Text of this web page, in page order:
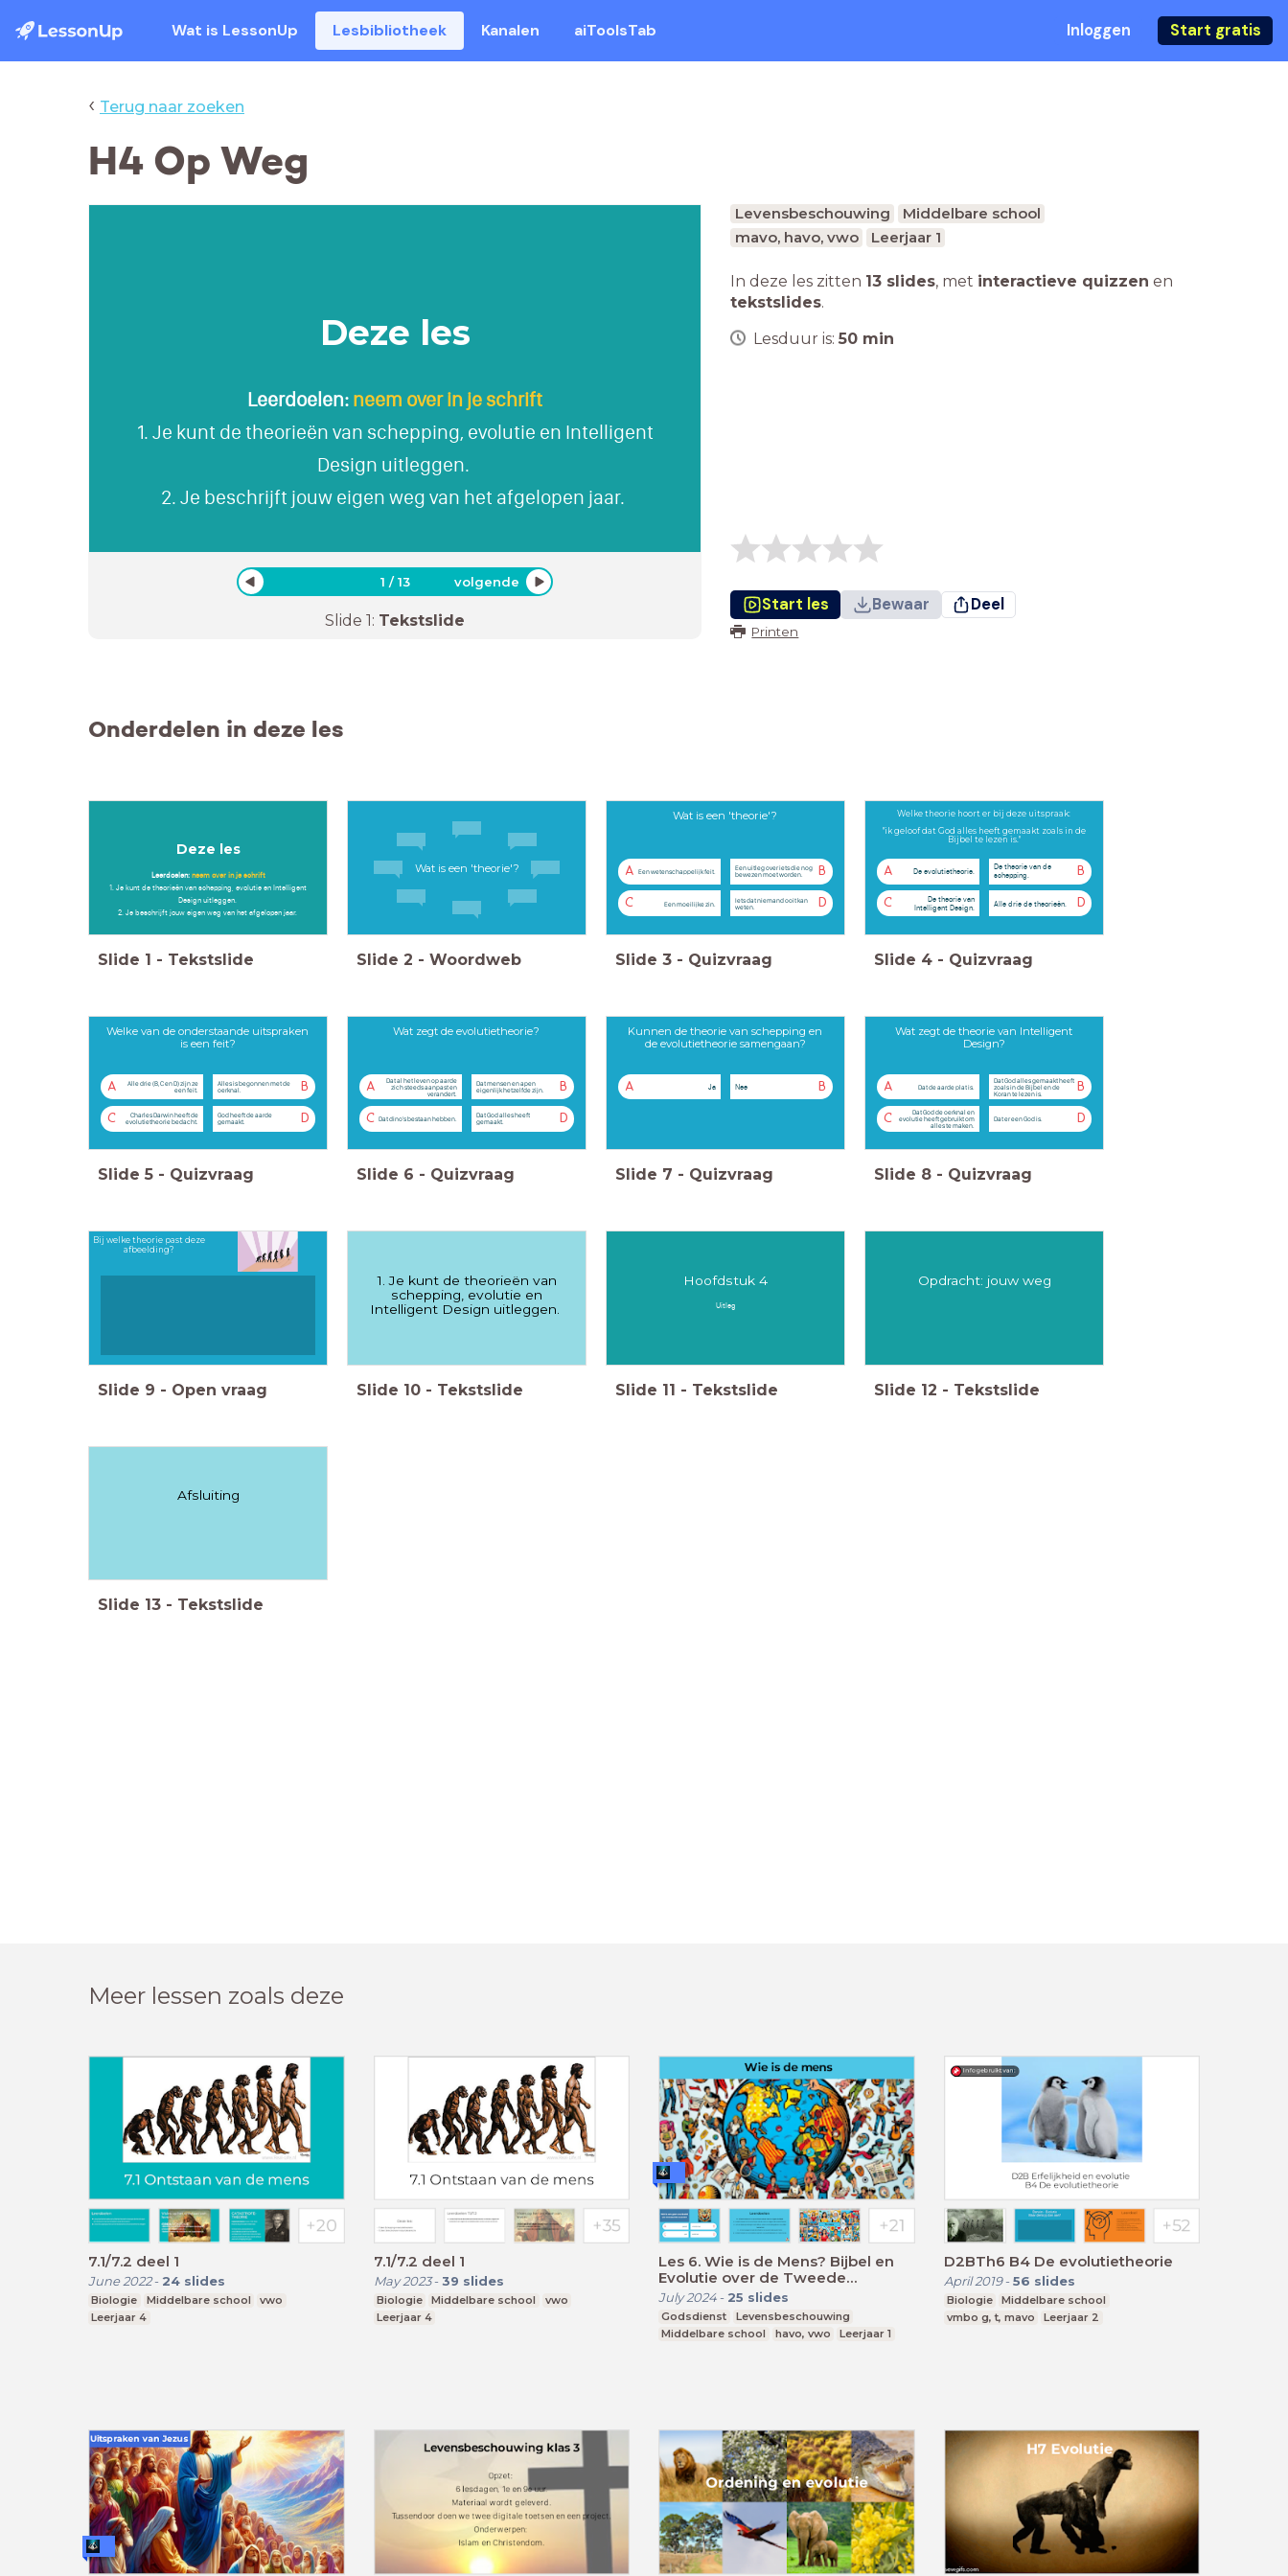
Wat is LessonUp Lesbibliotheek Kanalen aiToolsTab Inloggen Start gratis
‹ Terug naar zoeken
H4 Op Weg
Deze les
Leerdoelen:neem over in je schrift
1. Je kunt de theorieën van schepping, evolutie en Intelligent
Design uitleggen.
2. Je beschrijft jouw eigen weg van het afgelopen jaar.
1 /13 volgende
Slide 1: Tekstslide
Levensbeschouwing
Middelbare school
mavo, havo, vwo
Leerjaar 1
In deze les zitten 13 slides, met interactieve quizzen en
tekstslides.
Lesduur is: 50 min
Start les Bewaar Deel
Printen
Onderdelen in deze les
Deze les
Leerdoelen: neem over in je schrift
1. Je kunt de theorieën van schepping, evolutie en Intelligent
Design uitleggen.
2. Je beschrijft jouw eigen weg van het afgelopen jaar.
Slide 1 - Tekstslide
Wat is een 'theorie'?
Slide 2 - Woordweb
Wat is een 'theorie'?
A Een wetenschappelijk feit. B
Een uitleg over iets die nog
bewezen moet worden.
C Een moeilijke zin. D
Iets dat niemand ooit kan
weten.
Slide 3 - Quizvraag
Welke theorie hoort er bij deze uitspraak:
"ik geloof dat God alles heeft gemaakt zoals in de
Bijbel te lezen is."
A De evolutietheorie. B
De theorie van de
schepping.
C
De theorie van
Intelligent Design.
D
Alle drie de theorieën.
Slide 4 - Quizvraag
Welke van de onderstaande uitspraken
is een feit?
A Alle drie (B, C en D) zijn ze
een feit. B
Alles is begonnen met de
oerknal.
C Charles Darwin heeft de
evolutietheorie bedacht. D
God heeft de aarde
gemaakt.
Slide 5 - Quizvraag
Wat zegt de evolutietheorie?
A
Dat al het leven op aarde
zich steeds aanpast en
verandert.
B
Dat mensen en apen
eigenlijk hetzelfde zijn.
C Dat dino's bestaan hebben. D
Dat God alles heeft
gemaakt.
Slide 6 - Quizvraag
Kunnen de theorie van schepping en
de evolutietheorie samengaan?
A Ja B
Nee
Slide 7 - Quizvraag
Wat zegt de theorie van Intelligent
Design?
A Dat de aarde plat is. B
Dat God alles gemaakt heeft
zoals in de Bijbel en de
Koran te lezen is.
C
Dat God de oerknal en
evolutie heeft gebruikt om
alles te maken.
D
Dat er een God is.
Slide 8 - Quizvraag
Bij welke theorie past deze
afbeelding?
Slide 9 - Open vraag
1. Je kunt de theorieën van
schepping, evolutie en
Intelligent Design uitleggen.
Slide 10 - Tekstslide
Hoofdstuk 4
Uitleg
Slide 11 - Tekstslide
Opdracht: jouw weg
Slide 12 - Tekstslide
Afsluiting
Slide 13 - Tekstslide
Meer lessen zoals deze
7.1/7.2 deel 1
June 2022- 24 slides
Biologie Middelbare school
vwo
Leerjaar 4
7.1/7.2 deel 1
May 2023- 39 slides
Biologie Middelbare school
vwo
Leerjaar 4
Les 6. Wie is de Mens? Bijbel en
Evolutie over de Tweede
Levensvraag
July 2024- 25 slides
Godsdienst
Levensbeschouwing
Middelbare school
havo, vwo Leerjaar 1
D2BTh6 B4 De evolutietheorie
April 2019- 56 slides
Biologie
Middelbare school
vmbo g, t, mavo
Leerjaar 2